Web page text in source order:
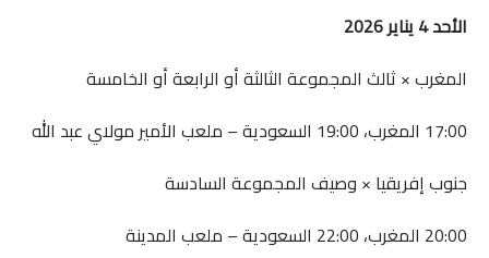
الأحد 4 يناير 2026
المغرب × ثالث المجموعة الثالثة أو الرابعة أو الخامسة
17:00 المغرب، 19:00 السعودية – ملعب الأمير مولاي عبد الله
جنوب إفريقيا × وصيف المجموعة السادسة
20:00 المغرب، 22:00 السعودية – ملعب المدينة